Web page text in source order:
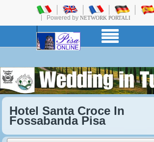
Powered by NETWORK PORTALI
Hotel Santa Croce In
Fossabanda Pisa